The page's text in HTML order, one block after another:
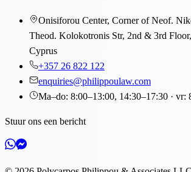
Onisiforou Center, Corner of Neof.
Theod. Kolokotronis Str, 2nd & 3rd
Cyprus
+357 26 822 122
enquiries@philippoulaw.com
Ma–do: 8:00–13:00, 14:30–17:30 · vr:
Stuur ons een bericht